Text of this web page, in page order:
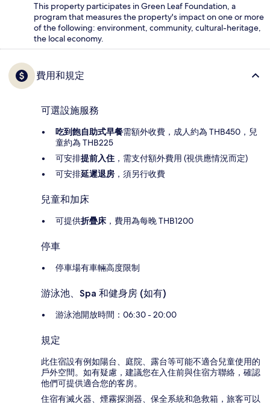
This property participates in Green Leaf Foundation, a
program that measures the property's impact on one or more
of the following: environment, community, cultural-heritage,
the local economy.
費用和規定
可選設施服務
吃到飽自助式早餐需額外收費，成人約為 THB450，兒
童約為 THB225
可安排提前入住 ，需支付額外費用 (視供應情況而定)
可安排延遲退房 ，須另行收費
兒童和加床
可提供折疊床 ，費用為每晚 THB1200
停車
停車場有車輛高度限制
游泳池、Spa 和健身房 (如有)
游泳池開放時間：06:30 - 20:00
規定
此住宿設有例如陽台、庭院、露台等可能不適合兒童使用的
戶外空間。如有疑慮，建議您在入住前與住宿方聯絡，確認
他們可提供適合您的客房。
住宿有滅火器、煙霧探測器、保全系統和急救箱，旅客可以